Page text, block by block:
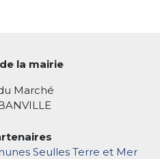
la mairie
Marché
Seulles Terre et Mer